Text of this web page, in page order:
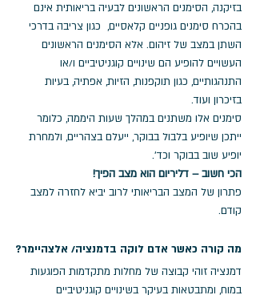
בזיקנה, הסימנים הראשונים לבעיה בריאותית אינם
בהכרח סימנים גופניים קלאסיים,  כגון צריבה בדרכי
השתן במצב של זיהום. אלא הסימנים הראשונים
העשויים להופיע הם שינויים קוגניטיביים ו/או
התנהגותיים, כגון תוקפנות, הזיות, אפתיה, בעיות
בזיכרון ועוד.
סימנים אלו משתנים במהלך שעות היממה, כלומר
ייתכן שיופיע בלבול בבוקר, ייעלם בצהריים, ולמחרת
יופיע שוב בבוקר וכד'.
הכי חשוב – דליריום הוא מצב הפיך!
פתרון של המצב הבריאותי לרוב יביא לחזרה למצב
קודם.
מה קורה כאשר אדם לוקה בדמנציה/ אלצהיימר?
דמנציה זוהי קבוצה של מחלות מתקדמות הפוגעות
במוח, ומתבטאות בעיקר בשינויים קוגניטיביים